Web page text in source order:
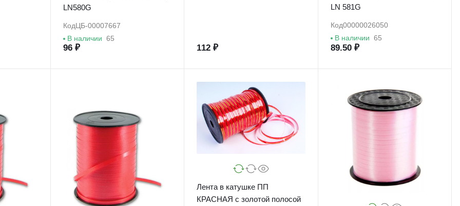
LN580G
КодЦБ-00007667
В наличии 65
96 ₽ 112 ₽
LN 581G
Код00000026050
В наличии 65
89.50 ₽
Лента в катушке ПП
КРАСНАЯ с золотой полосой